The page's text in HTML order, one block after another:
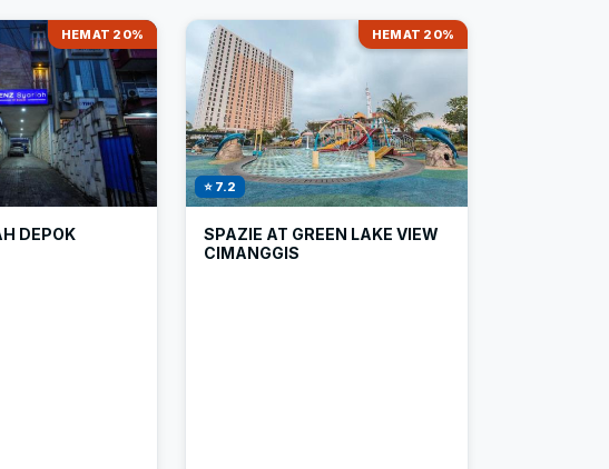
HEMAT 20%
DEPOK
HEMAT 20%
⭐ 7.2
SPAZIE AT GREEN LAKE VIEW
CIMANGGIS